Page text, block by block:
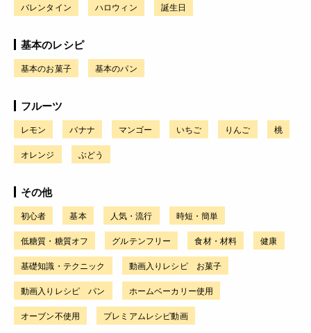
バレンタイン ハロウィン 誕生日
基本のレシピ
基本のお菓子 基本のパン
フルーツ
レモン バナナ マンゴー いちご りんご 桃
オレンジ ぶどう
その他
初心者 基本 人気・流行 時短・簡単
低糖質・糖質オフ グルテンフリー 食材・材料 健康
基礎知識・テクニック 動画入りレシピ お菓子
動画入りレシピ パン ホームベーカリー使用
オーブン不使用 プレミアムレシピ動画